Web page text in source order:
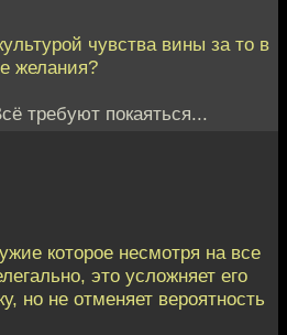
чувства вины за то в
желания?
требуют покаяться...
которое несмотря на все
это усложняет его
но не отменяет вероятность